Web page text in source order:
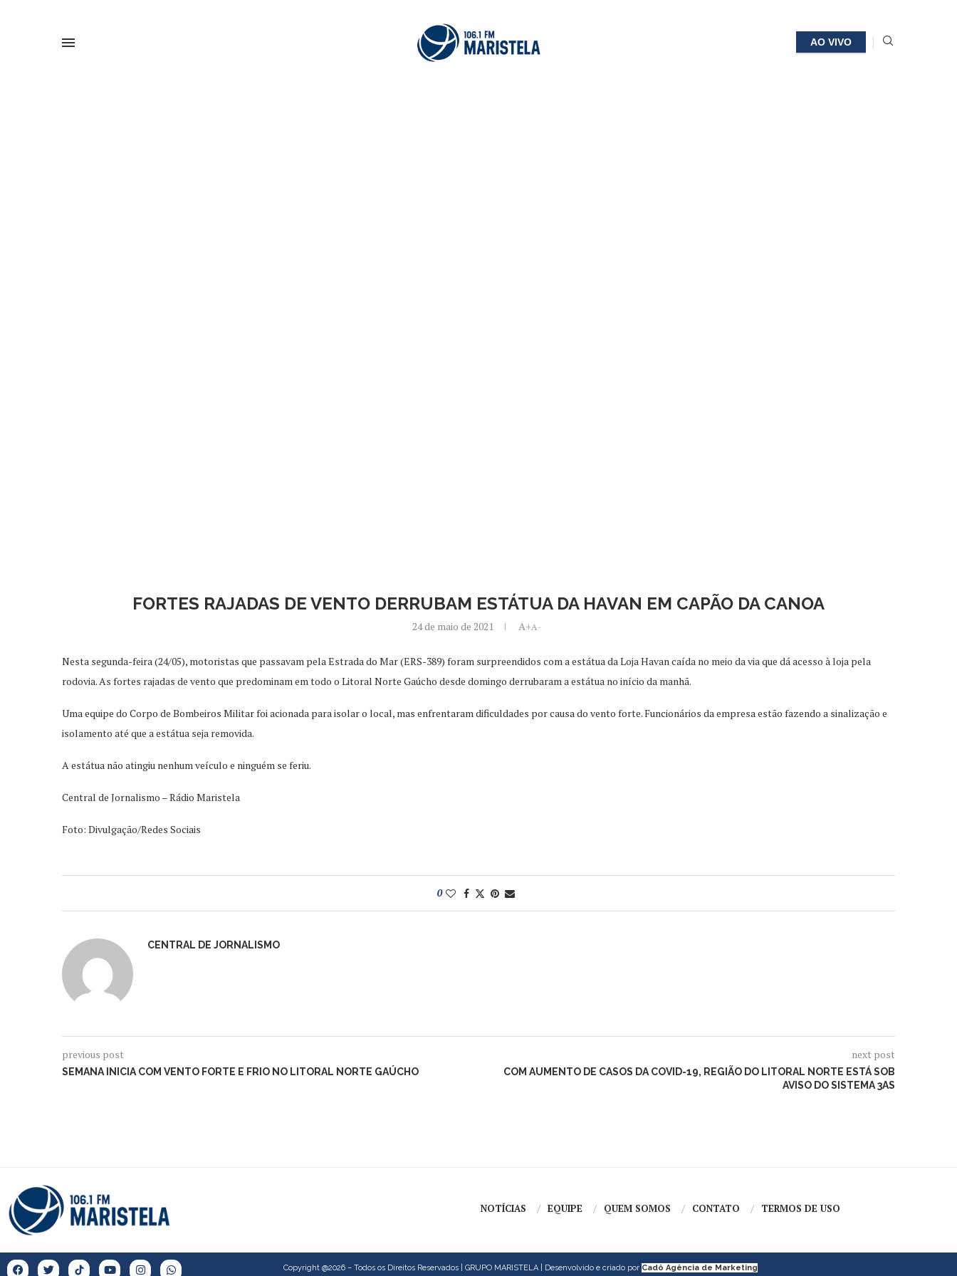
AO VIVO
FORTES RAJADAS DE VENTO DERRUBAM ESTÁTUA DA HAVAN EM CAPÃO DA CANOA
24 de maio de 2021 A+A-
Nesta segunda-feira (24/05), motoristas que passavam pela Estrada do Mar (ERS-389) foram surpreendidos com a estátua da Loja Havan caída no meio da via que dá acesso à loja pela
rodovia. As fortes rajadas de vento que predominam em todo o Litoral Norte Gaúcho desde domingo derrubaram a estátua no início da manhã.
Uma equipe do Corpo de Bombeiros Militar foi acionada para isolar o local, mas enfrentaram dificuldades por causa do vento forte. Funcionários da empresa estão fazendo a sinalização e
isolamento até que a estátua seja removida.
A estátua não atingiu nenhum veículo e ninguém se feriu.
Central de Jornalismo – Rádio Maristela
Foto: Divulgação/Redes Sociais
0
CENTRAL DE JORNALISMO
previous post
SEMANA INICIA COM VENTO FORTE E FRIO NO LITORAL NORTE GAÚCHO
next post
COM AUMENTO DE CASOS DA COVID-19, REGIÃO DO LITORAL NORTE ESTÁ SOB
AVISO DO SISTEMA 3AS
NOTÍCIAS EQUIPE QUEM SOMOS CONTATO TERMOS DE USO
Copyright @2026 – Todos os Direitos Reservados | GRUPO MARISTELA | Desenvolvido e criado por Cadô Agência de Marketing